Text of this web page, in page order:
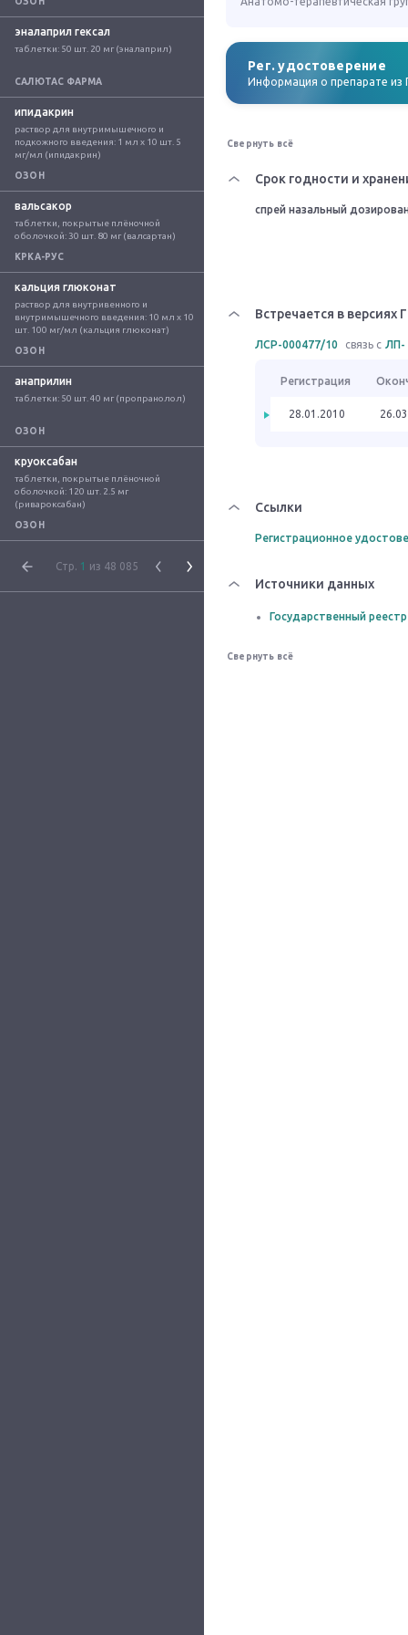
эналаприл гексал
таблетки: 50 шт. 20 мг (эналаприл)
САЛЮТАС ФАРМА
ипидакрин
раствор для внутримышечного и
подкожного введения: 1 мл x 10 шт. 5
мг/мл (ипидакрин)
ОЗОН
вальсакор
таблетки, покрытые плёночной
оболочкой: 30 шт. 80 мг (валсартан)
КРКА-РУС
кальция глюконат
раствор для внутривенного и
внутримышечного введения: 10 мл x 10
шт. 100 мг/мл (кальция глюконат)
ОЗОН
анаприлин
таблетки: 50 шт. 40 мг (пропранолол)
ОЗОН
круоксабан
таблетки, покрытые плёночной
оболочкой: 120 шт. 2.5 мг
(ривароксабан)
ОЗОН
Стр. 1 из 48 085
Рег. удостоверение
Информация о препарате из
Свернуть всё
Срок годности и
спрей назальный
Встречается в версиях
ЛСР-000477/10 связь с ЛП-
Регистрация
28.01.2010
Ссылки
Регистрационное
Источники данных
Государственный
Свернуть всё